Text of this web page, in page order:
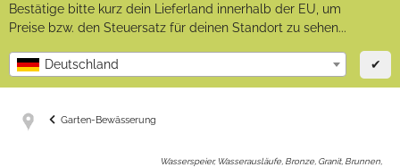
Bestätige bitte kurz dein Lieferland innerhalb der EU, um
Preise bzw. den Steuersatz für deinen Standort zu sehen...
Deutschland ✔
Garten-Bewässerung
Wasserspeier, Wasserausläufe, Bronze, Granit, Brunnen,